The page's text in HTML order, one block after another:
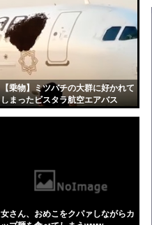
【乗物】ミツバチの大群に好かれて
しまったビスタラ航空エアバス
女さん、おめこをクパァしながらカ